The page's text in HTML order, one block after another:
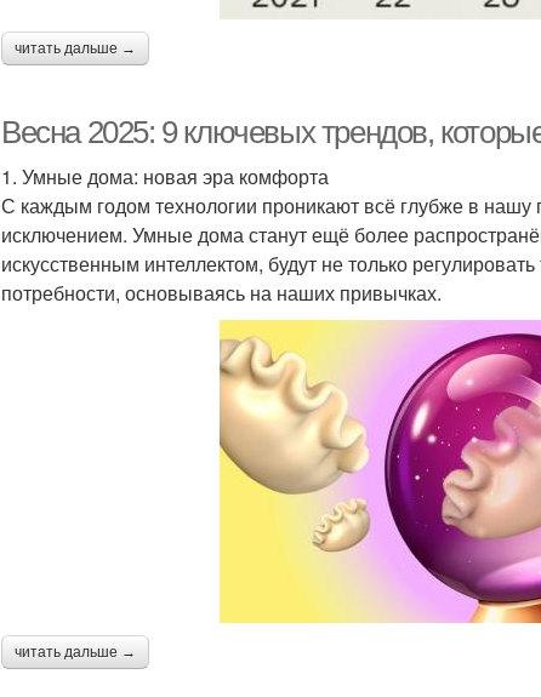
читать дальше →
Весна 2025: 9 ключевых трендов,
1. Умные дома: новая эра комфорта
С каждым годом технологии проникают всё глубже в нашу
исключением. Умные дома станут ещё более
искусственным интеллектом, будут не только
потребности, основываясь на наших привычках.
читать дальше →